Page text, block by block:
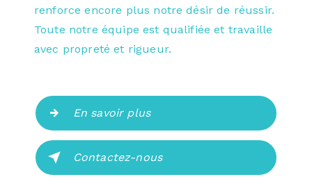
renforce encore plus notre désir de réussir.
Toute notre équipe est qualifiée et travaille
avec propreté et rigueur.
En savoir plus
Contactez-nous